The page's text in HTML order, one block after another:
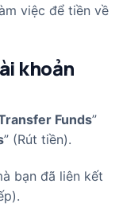
việc để tiền về
khoản
Funds”
” (Rút tiền).
bạn đã liên kết